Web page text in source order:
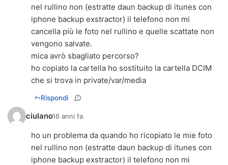
nel rullino non (estratte daun backup di itunes con
iphone backup exstractor) il telefono non mi
cancella più le foto nel rullino e quelle scattate non
vengono salvate.
mica avrò sbagliato percorso?
ho copiato la cartella ho sostituito la cartella DCIM
che si trova in private/var/media
Rispondi
ciulano16 anni fa
ho un problema da quando ho ricopiato le mie foto
nel rullino non (estratte daun backup di itunes con
iphone backup exstractor) il telefono non mi